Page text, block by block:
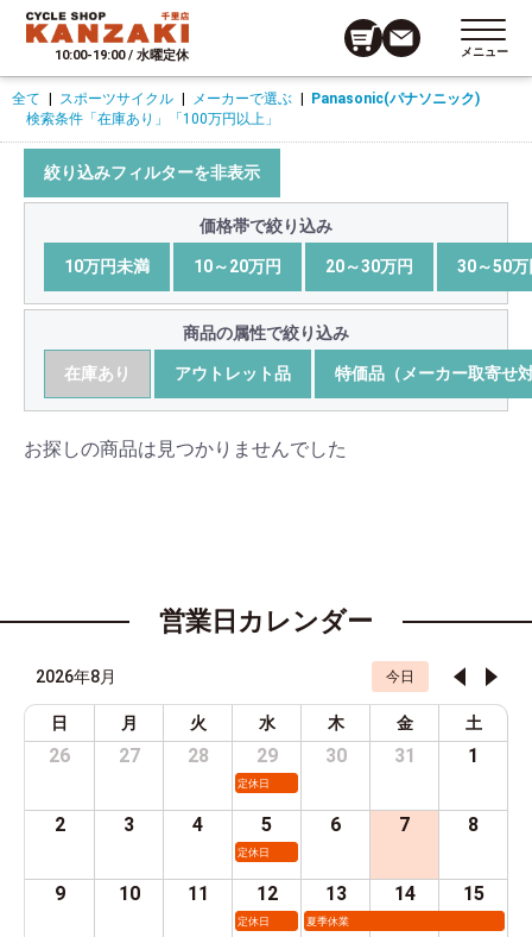
10:00-19:00 / 水曜定休 メニュー
全て スポーツサイクル メーカーで選ぶ
Panasonic(パナソニック)
検索条件 「在庫あり」 「100万円以上」
絞り込みフィルターを非表示
価格帯で絞り込み
10万円未満 10～20万円 20～30万円 30～50万
商品の属性で絞り込み
在庫あり アウトレット品 特価品（メーカー取寄せ
お探しの商品は見つかりませんでした
営業日カレンダー
2026年8月 今日
日 月 火 水 木 金 土
26 27 28 29
定休日
30 31 1
2 3 4 5
定休日
6 7 8
9 10 11 12
定休日
13
夏季休業
14 15